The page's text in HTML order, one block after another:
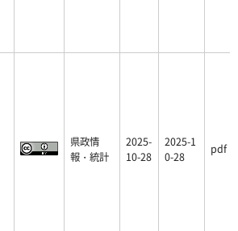
県政情
報・統計
2025-
10-28
2025-1
0-28
pdf